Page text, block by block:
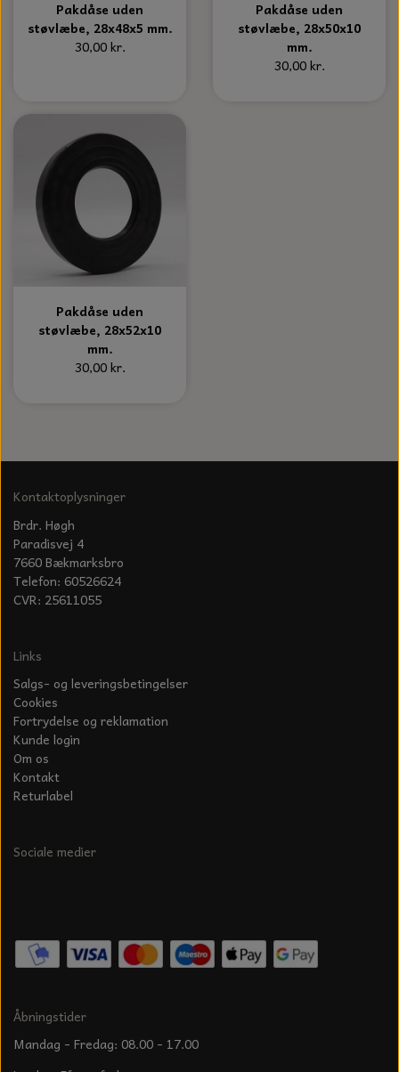
Pakdåse uden
støvlæbe, 28x48x5 mm.
30,00 kr.
Pakdåse uden
støvlæbe, 28x50x10
mm.
30,00 kr.
Pakdåse uden
støvlæbe, 28x52x10
mm.
30,00 kr.
Kontaktoplysninger
Brdr. Høgh
Paradisvej 4
7660 Bækmarksbro
Telefon: 60526624
CVR: 25611055
Links
Salgs- og leveringsbetingelser
Cookies
Fortrydelse og reklamation
Kunde login
Om os
Kontakt
Returlabel
Sociale medier
Åbningstider
Mandag - Fredag: 08.00 - 17.00